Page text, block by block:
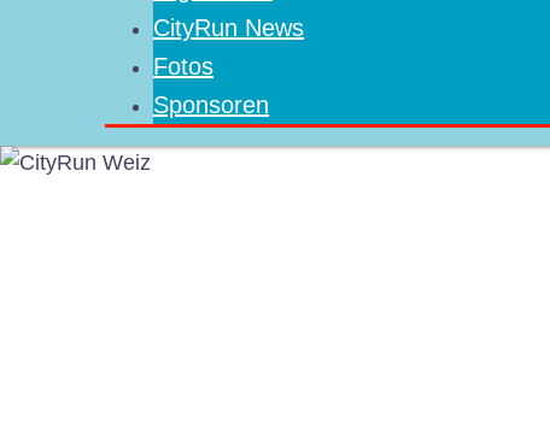
CityRun News
Fotos
Sponsoren